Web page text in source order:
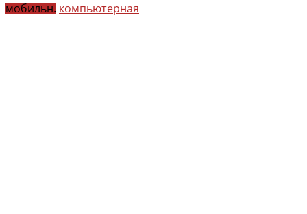
мобильн. компьютерная